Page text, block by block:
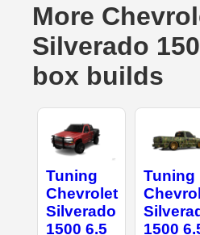
More
Silverado
box builds
Tuning
Chevrolet
Silverado
1500 6.5
Tuning
1500